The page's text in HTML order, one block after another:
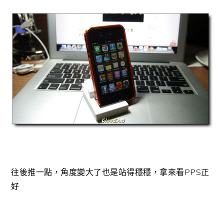
往後推一點，角度變大了也是站得穩穩，拿來看PPS正
好